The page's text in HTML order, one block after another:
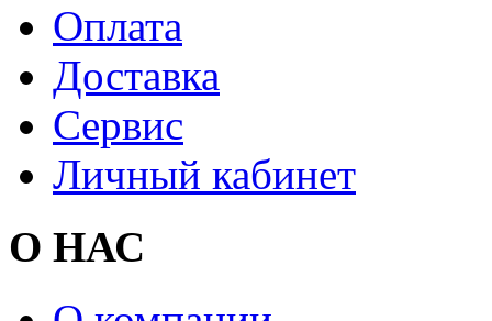
Оплата
Доставка
Сервис
Личный кабинет
О НАС